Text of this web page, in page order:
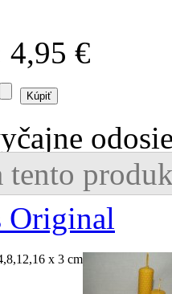
4,95 €
tento
Original